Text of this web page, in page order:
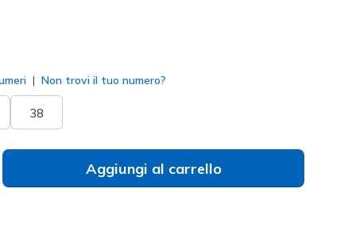
Non trovi il tuo numero?
38
Aggiungi al carrello